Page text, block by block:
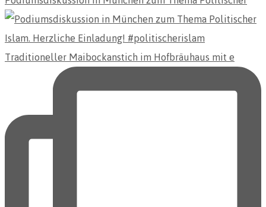
Traditioneller Maibockanstich im Hofbräuhaus mit e